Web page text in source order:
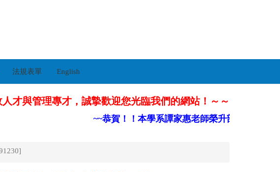
法規表單 English
才與管理專才，誠摯歡迎您光臨我們的網站！～～
~~恭賀！！本學系譚家惠老師榮升部定副教授~~